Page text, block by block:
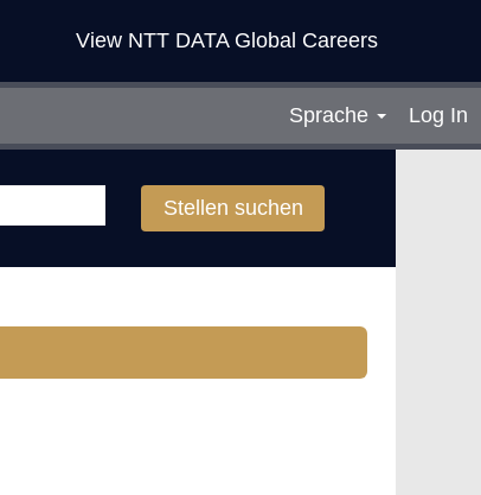
View NTT DATA Global Careers
Sprache Log In
Stellen suchen